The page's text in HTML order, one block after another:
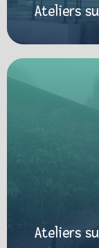
Ateliers
Ateliers